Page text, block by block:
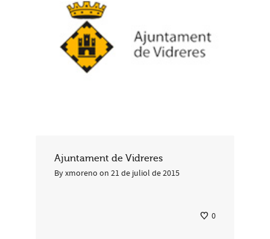
Ajuntament de Vidreres
Byxmoreno on 21 de juliol de 2015
0